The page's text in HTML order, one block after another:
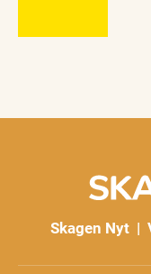
Skagen Nyt |